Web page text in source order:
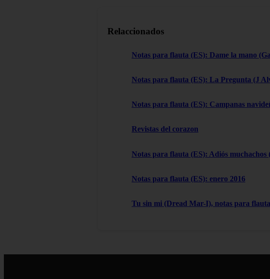
Relaccionados
Notas para flauta (ES): Dame la mano
Notas para flauta (ES): La Pregunta (J
Notas para flauta (ES): Campanas
Revistas del corazon
Notas para flauta (ES): Adiós
Notas para flauta (ES): enero 2016
Tu sin mi (Dread Mar-I), notas para flauta